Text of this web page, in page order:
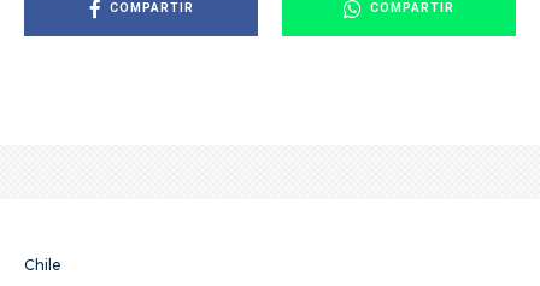
COMPARTIR COMPARTIR
Chile